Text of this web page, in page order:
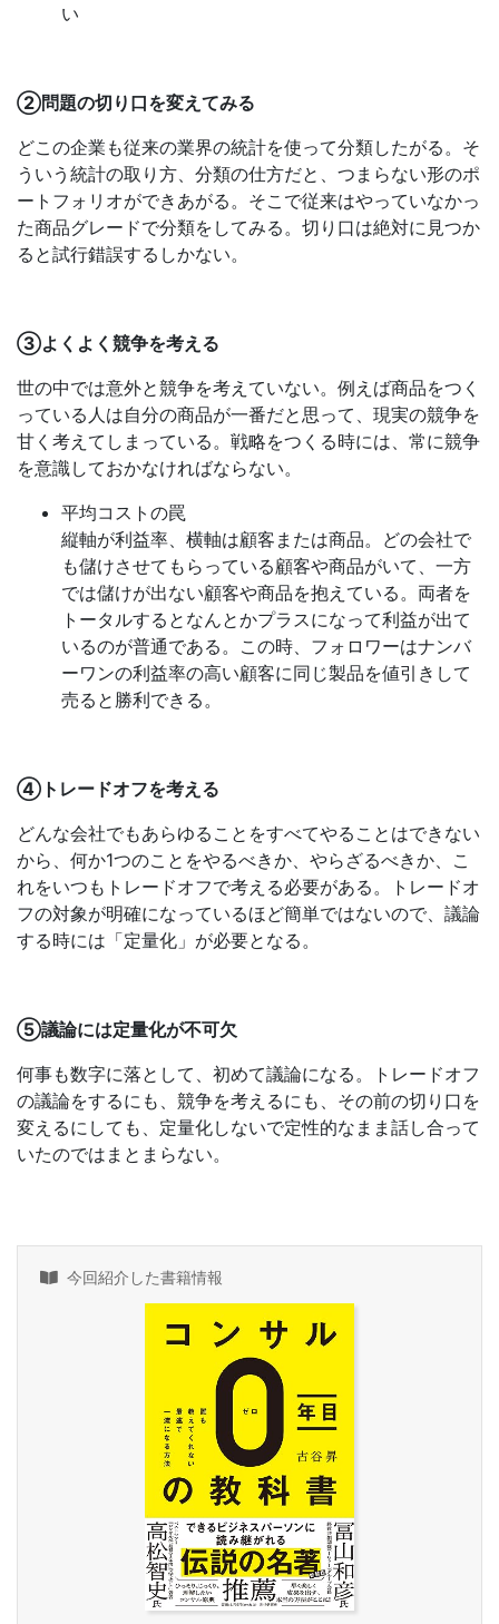
い
②問題の切り口を変えてみる
どこの企業も従来の業界の統計を使って分類したがる。そ
ういう統計の取り方、分類の仕方だと、つまらない形のポ
ートフォリオができあがる。そこで従来はやっていなかっ
た商品グレードで分類をしてみる。切り口は絶対に見つか
ると試行錯誤するしかない。
③よくよく競争を考える
世の中では意外と競争を考えていない。例えば商品をつく
っている人は自分の商品が一番だと思って、現実の競争を
甘く考えてしまっている。戦略をつくる時には、常に競争
を意識しておかなければならない。
平均コストの罠
縦軸が利益率、横軸は顧客または商品。どの会社で
も儲けさせてもらっている顧客や商品がいて、一方
では儲けが出ない顧客や商品を抱えている。両者を
トータルするとなんとかプラスになって利益が出て
いるのが普通である。この時、フォロワーはナンバ
ーワンの利益率の高い顧客に同じ製品を値引きして
売ると勝利できる。
④トレードオフを考える
どんな会社でもあらゆることをすべてやることはできない
から、何か1つのことをやるべきか、やらざるべきか、こ
れをいつもトレードオフで考える必要がある。トレードオ
フの対象が明確になっているほど簡単ではないので、議論
する時には「定量化」が必要となる。
⑤議論には定量化が不可欠
何事も数字に落として、初めて議論になる。トレードオフ
の議論をするにも、競争を考えるにも、その前の切り口を
変えるにしても、定量化しないで定性的なまま話し合って
いたのではまとまらない。
今回紹介した書籍情報